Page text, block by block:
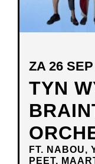
TYN
FT. NABOU,
PEET,
ZA 26